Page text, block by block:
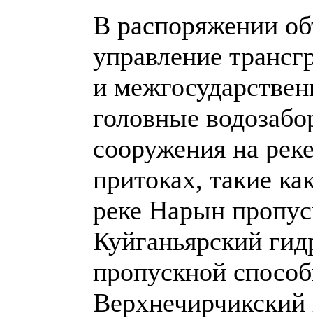
В распоряжении
управление
и
головные
сооружения на
притоках, такие
реке Нарын
Куйганьярский
пропускной